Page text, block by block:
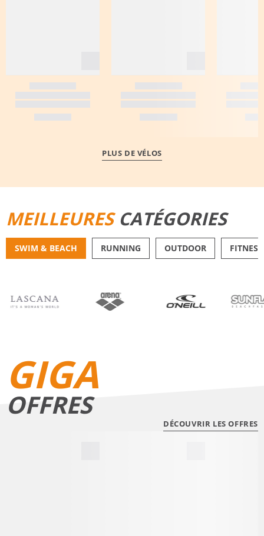
PLUS DE VÉLOS
MEILLEURESCATÉGORIES
SWIM & BEACH RUNNING OUTDOOR FITNESS
GIGA
OFFRES
DÉCOUVRIR LES OFFRES